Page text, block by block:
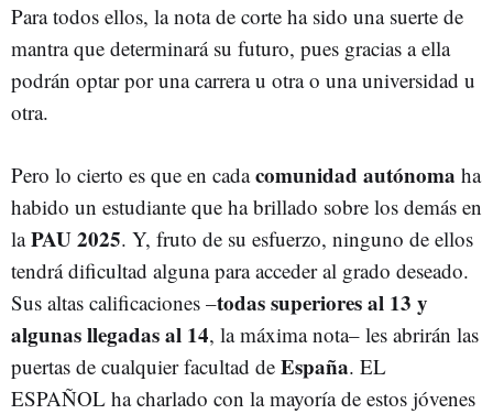
Para todos ellos, la nota de corte ha sido una suerte de
mantra que determinará su futuro, pues gracias a ella
podrán optar por una carrera u otra o una universidad u
otra.
Pero lo cierto es que en cadacomunidad autónoma ha
habido un estudiante que ha brillado sobre los demás en
laPAU 2025. Y, fruto de su esfuerzo, ninguno de ellos
tendrá dificultad alguna para acceder al grado deseado.
Sus altas calificaciones –todas superiores al 13 y
algunas llegadas al 14, la máxima nota– les abrirán las
puertas de cualquier facultad de España. EL
ESPAÑOL ha charlado con la mayoría de estos jóvenes